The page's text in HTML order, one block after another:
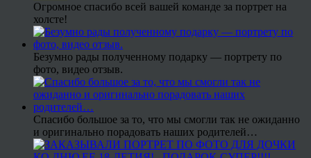
Огромное спасибо всей вашей команде за портрет на
холсте!
Безумно рады полученному подарку — портрету по
фото, видео отзыв.
Спасибо большое за то, что мы смогли так не ожиданно
и оригинально порадовать наших родителей…